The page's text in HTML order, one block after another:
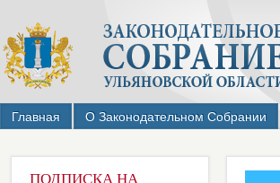
Главная О Законодательном Собрании
ПОДПИСКА НА